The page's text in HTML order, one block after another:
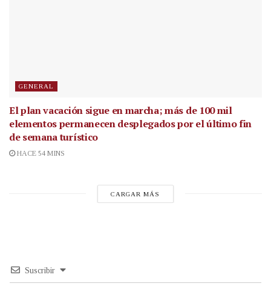
GENERAL
El plan vacación sigue en marcha; más de 100 mil
elementos permanecen desplegados por el último fin
de semana turístico
HACE 54 MINS
CARGAR MÁS
Suscribir